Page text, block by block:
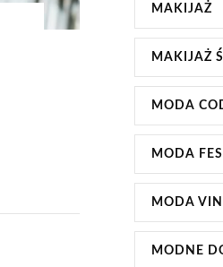
MAKIJAŻ
MAKIJAŻ
MODA
MODA
MODA
MODNE